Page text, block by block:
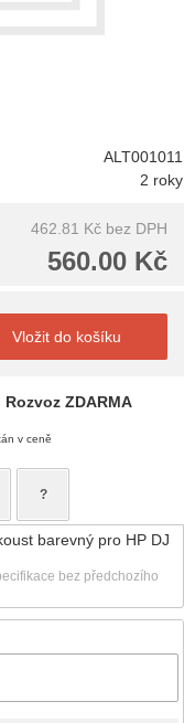
ALT001011
2 roky
462.81 Kč bez DPH
560.00 Kč
Vložit do košíku
Rozvoz ZDARMA
v ceně
?
barevný pro HP DJ
bez předchozího